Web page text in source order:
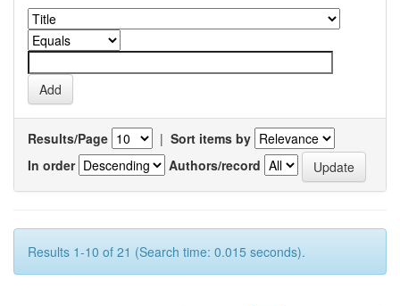
Results/Page | Sort items by
In order
Authors/record
Results 1-10 of 21 (Search time: 0.015 seconds).